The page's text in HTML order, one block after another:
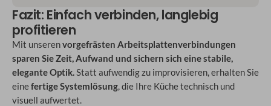
Fazit: Einfach verbinden, langlebig
profitieren
Mit unserenvorgefrästen Arbeitsplattenverbindungen
sparen Sie Zeit, Aufwand und sichern sich eine stabile,
elegante Optik.Statt aufwendig zu improvisieren, erhalten Sie
einefertige Systemlösung, die Ihre Küche technisch und
visuell aufwertet.